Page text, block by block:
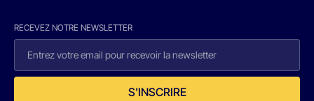
RECEVEZ NOTRE NEWSLETTER
S'INSCRIRE